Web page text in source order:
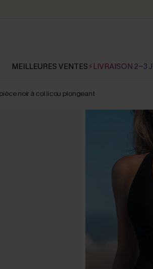
MEILLEURES VENTES⚡LIVRAISON 2-3 J
noir à col licou plongeant